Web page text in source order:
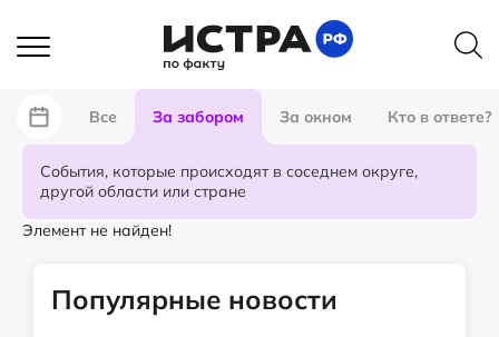
Все За забором За окном Кто в ответе?
События, которые происходят в соседнем округе,
другой области или стране
Элемент не найден!
Популярные новости